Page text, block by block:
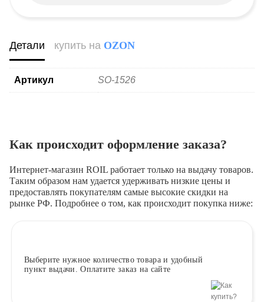
Детали купить на OZON
Артикул SO-1526
Как происходит оформление заказа?
Интернет-магазин ROIL работает только на выдачу товаров.
Таким образом нам удается удерживать низкие цены и
предоставлять покупателям самые высокие скидки на
рынке РФ. Подробнее о том, как происходит покупка ниже:
Выберите нужное количество товара и удобный
пункт выдачи. Оплатите заказ на сайте